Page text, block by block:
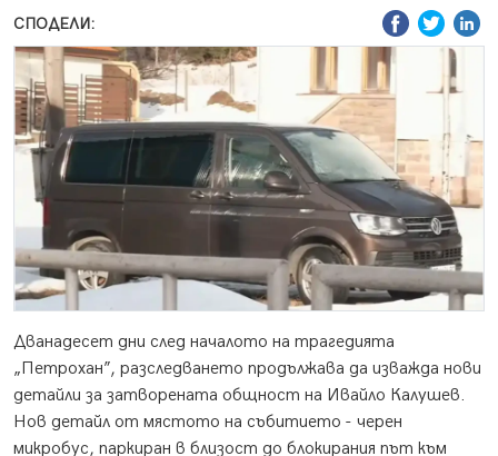
СПОДЕЛИ:
Дванадесет дни след началото на трагедията
„Петрохан”, разследването продължава да изважда нови
детайли за затворената общност на Ивайло Калушев.
Нов детайл от мястото на събитието - черен
микробус, паркиран в близост до блокирания път към